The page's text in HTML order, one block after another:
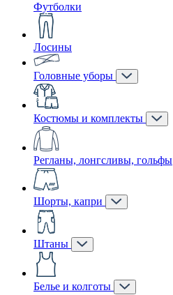
Футболки
Лосины
Головные уборы
Костюмы и комплекты
Регланы, лонгсливы, гольфы
Шорты, капри
Штаны
Белье и колготы